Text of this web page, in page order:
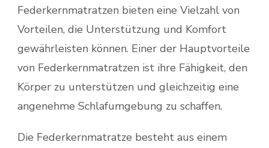
Federkernmatratzen bieten eine Vielzahl von
Vorteilen, die Unterstützung und Komfort
gewährleisten können. Einer der Hauptvorteile
von Federkernmatratzen ist ihre Fähigkeit, den
Körper zu unterstützen und gleichzeitig eine
angenehme Schlafumgebung zu schaffen.
Die Federkernmatratze besteht aus einem